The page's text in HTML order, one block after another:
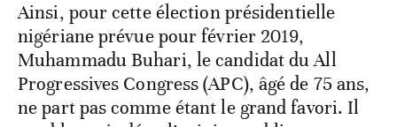
Ainsi, pour cette élection présidentielle
nigériane prévue pour février 2019,
Muhammadu Buhari, le candidat du All
Progressives Congress (APC), âgé de 75 ans,
ne part pas comme étant le grand favori. Il